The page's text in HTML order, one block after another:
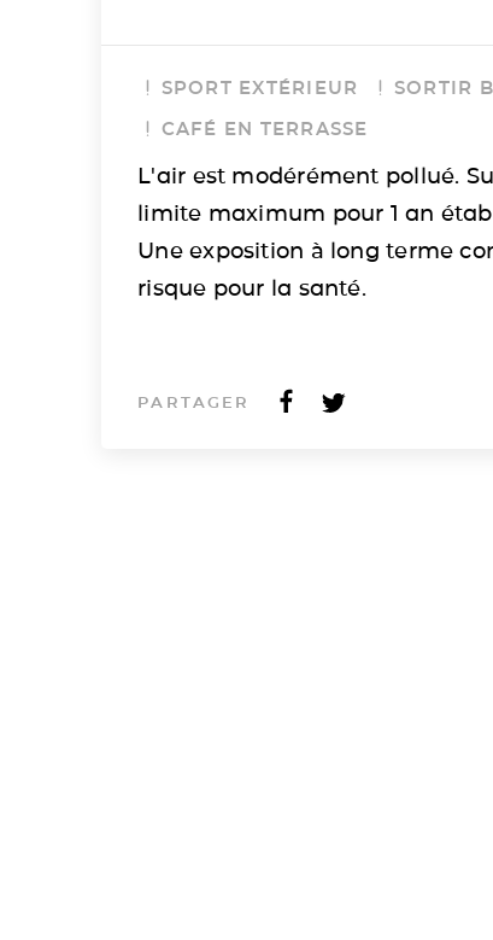
SPORT EXTÉRIEUR
SORTIR
CAFÉ EN TERRASSE
L'air est modérément pollué.
limite maximum pour 1 an
Une exposition à long terme
risque pour la santé.
PARTAGER